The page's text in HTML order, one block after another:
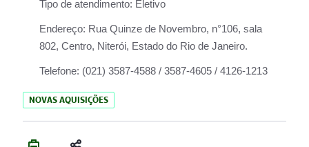
Tipo de atendimento: Eletivo
Endereço: Rua Quinze de Novembro, n°106, sala
802, Centro, Niterói, Estado do Rio de Janeiro.
Telefone: (021) 3587-4588 / 3587-4605 / 4126-1213
NOVAS AQUISIÇÕES